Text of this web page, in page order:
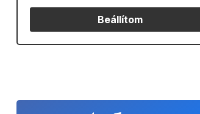
Beállítom